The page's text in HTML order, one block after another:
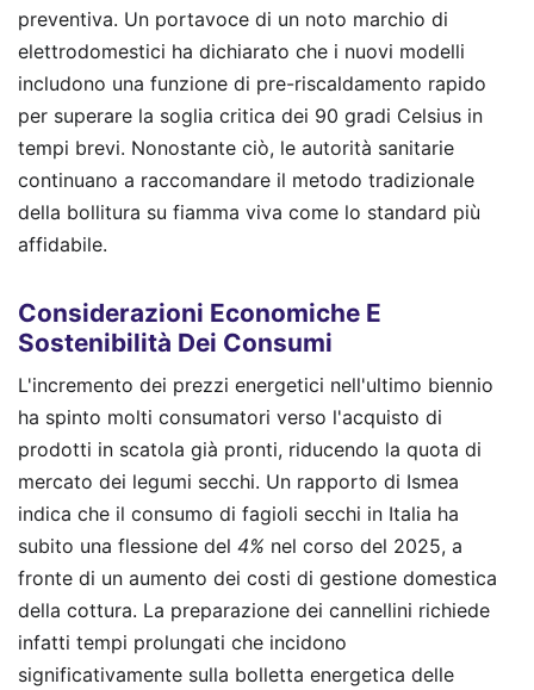
preventiva. Un portavoce di un noto marchio di
elettrodomestici ha dichiarato che i nuovi modelli
includono una funzione di pre-riscaldamento rapido
per superare la soglia critica dei 90 gradi Celsius in
tempi brevi. Nonostante ciò, le autorità sanitarie
continuano a raccomandare il metodo tradizionale
della bollitura su fiamma viva come lo standard più
affidabile.
Considerazioni Economiche E
Sostenibilità Dei Consumi
L'incremento dei prezzi energetici nell'ultimo biennio
ha spinto molti consumatori verso l'acquisto di
prodotti in scatola già pronti, riducendo la quota di
mercato dei legumi secchi. Un rapporto di Ismea
indica che il consumo di fagioli secchi in Italia ha
subito una flessione del 4% nel corso del 2025, a
fronte di un aumento dei costi di gestione domestica
della cottura. La preparazione dei cannellini richiede
infatti tempi prolungati che incidono
significativamente sulla bolletta energetica delle